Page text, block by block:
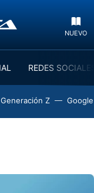
NUEVO
REDES
Generación Z